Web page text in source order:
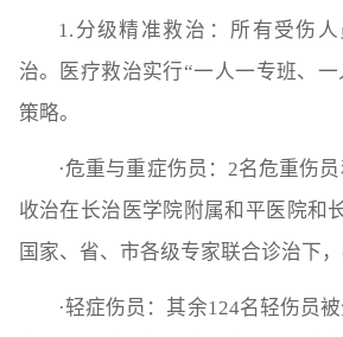
1.分级精准救治‌：所有受伤
治。医疗救治实行“‌一人一专班、
策略。
‌·危重与重症伤员‌：2名危重伤
收治在长治医学院附属和平医院和
国家、省、市各级专家联合诊治下，
·轻症伤员‌：其余124名轻伤员